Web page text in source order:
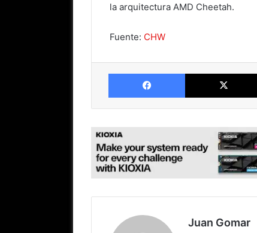
la arquitectura AMD Cheetah.
Fuente: CHW
Facebook
Juan Gomar